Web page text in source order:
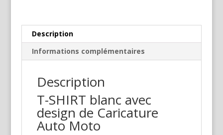
Description
Informations complémentaires
Description
T-SHIRT blanc avec
design de Caricature
Auto Moto